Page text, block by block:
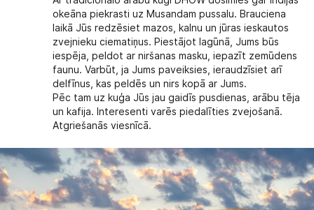
okeāna piekrasti uz Musandam pussalu. Brauciena
laikā Jūs redzēsiet mazos, kalnu un jūras ieskautos
zvejnieku ciematiņus. Piestājot lagūnā, Jums būs
iespēja, peldot ar niršanas masku, iepazīt zemūdens
faunu. Varbūt, ja Jums paveiksies, ieraudzīsiet arī
delfīnus, kas peldēs un nirs kopā ar Jums.
Pēc tam uz kuģa Jūs jau gaidīs pusdienas, arābu tēja
un kafija. Interesenti varēs piedalīties zvejošanā.
Atgriešanās viesnīcā.